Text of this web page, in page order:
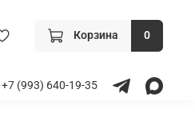
Корзина 0
+7 (993) 640-19-35